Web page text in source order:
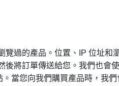
過的產品。位置、IP 位址和
後將訂單傳送給您。我們也會
當您向我們購買產品時，我